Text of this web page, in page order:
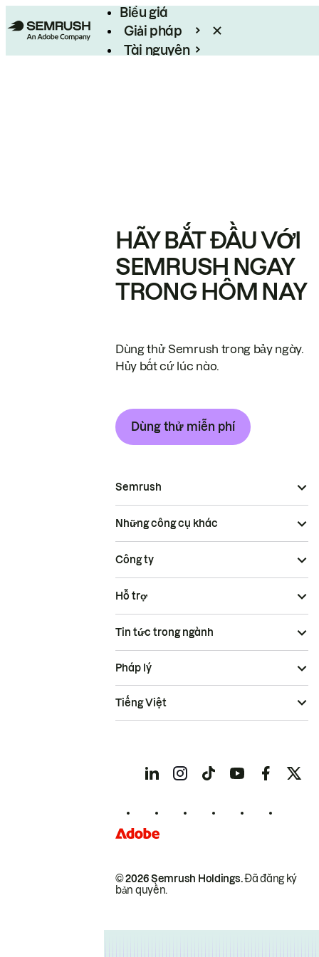
Biểu giá
Giải pháp
Tài nguyên
HÃY BẮT ĐẦU VỚI
SEMRUSH NGAY
TRONG HÔM NAY
Dùng thử Semrush trong bảy ngày.
Hủy bất cứ lúc nào.
Dùng thử miễn phí
Semrush
Những công cụ khác
Công ty
Hỗ trợ
Tin tức trong ngành
© 2026 Semrush Holdings.Đã đăng ký
bản quyền.
Pháp lý
Tiếng Việt